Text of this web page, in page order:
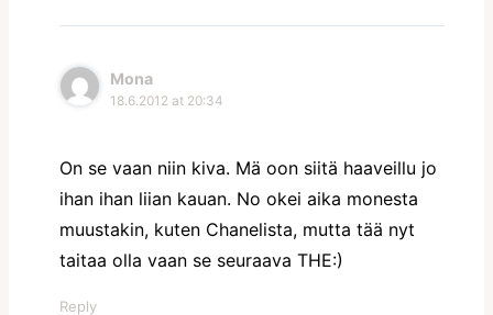
Mona
18.6.2012 at 20:34
On se vaan niin kiva. Mä oon siitä haaveillu jo
ihan ihan liian kauan. No okei aika monesta
muustakin, kuten Chanelista, mutta tää nyt
taitaa olla vaan se seuraava THE:)
Reply